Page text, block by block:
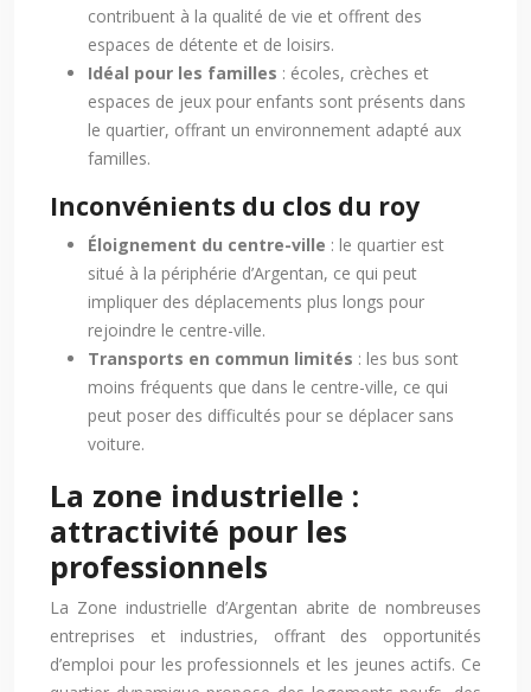
contribuent à la qualité de vie et offrent des
espaces de détente et de loisirs.
Idéal pour les familles : écoles, crèches et
espaces de jeux pour enfants sont présents dans
le quartier, offrant un environnement adapté aux
familles.
Inconvénients du clos du roy
Éloignement du centre-ville : le quartier est
situé à la périphérie d’Argentan, ce qui peut
impliquer des déplacements plus longs pour
rejoindre le centre-ville.
Transports en commun limités : les bus sont
moins fréquents que dans le centre-ville, ce qui
peut poser des difficultés pour se déplacer sans
voiture.
La zone industrielle :
attractivité pour les
professionnels
La Zone industrielle d’Argentan abrite de nombreuses
entreprises et industries, offrant des opportunités
d’emploi pour les professionnels et les jeunes actifs. Ce